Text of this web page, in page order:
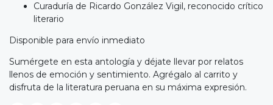
Curaduría de Ricardo González Vigil, reconocido crítico
literario
Disponible para envío inmediato
Sumérgete en esta antología y déjate llevar por relatos
llenos de emoción y sentimiento. Agrégalo al carrito y
disfruta de la literatura peruana en su máxima expresión.